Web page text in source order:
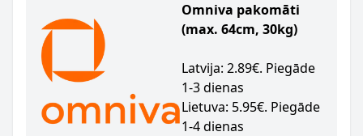
Omniva pakomāti
(max. 64cm, 30kg)
Latvija: 2.89€. Piegāde
1-3 dienas
Lietuva: 5.95€. Piegāde
1-4 dienas